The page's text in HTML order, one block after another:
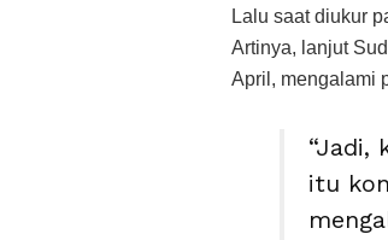
Lalu saat diukur
Artinya, lanjut
April, mengalami
“Jadi,
itu